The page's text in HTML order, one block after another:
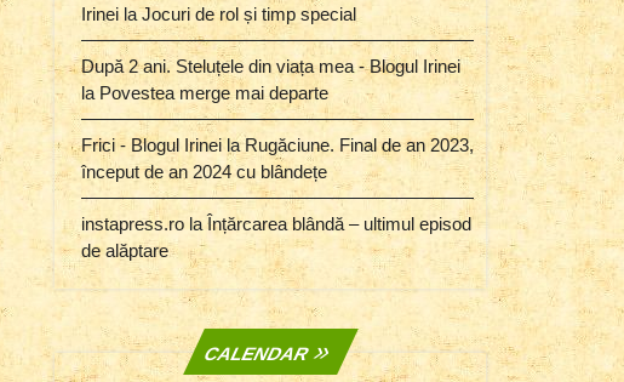
Irinei laJocuri de rol și timp special
După 2 ani. Steluțele din viața mea - Blogul Irinei
la Povestea merge mai departe
Frici - Blogul Irinei laRugăciune. Final de an 2023,
început de an 2024 cu blândețe
instapress.ro la Înțărcarea blândă – ultimul episod
de alăptare
CALENDAR